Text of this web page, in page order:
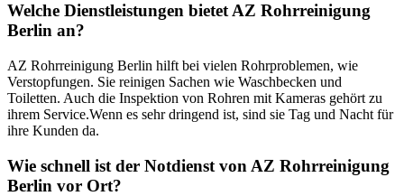
Welche Dienstleistungen bietet AZ Rohrreinigung
Berlin an?
AZ Rohrreinigung Berlin hilft bei vielen Rohrproblemen, wie
Verstopfungen. Sie reinigen Sachen wie Waschbecken und
Toiletten. Auch die Inspektion von Rohren mit Kameras gehört zu
ihrem Service.Wenn es sehr dringend ist, sind sie Tag und Nacht für
ihre Kunden da.
Wie schnell ist der Notdienst von AZ Rohrreinigung
Berlin vor Ort?